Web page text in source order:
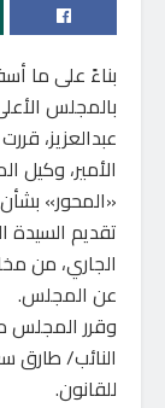
بناءً على ما
بالمجلس
عبدالعزيز،
الأمير، وكيل
الجاري، من
عن المجلس.
وقرر المجلس
النائب/ طارق
للقانون.